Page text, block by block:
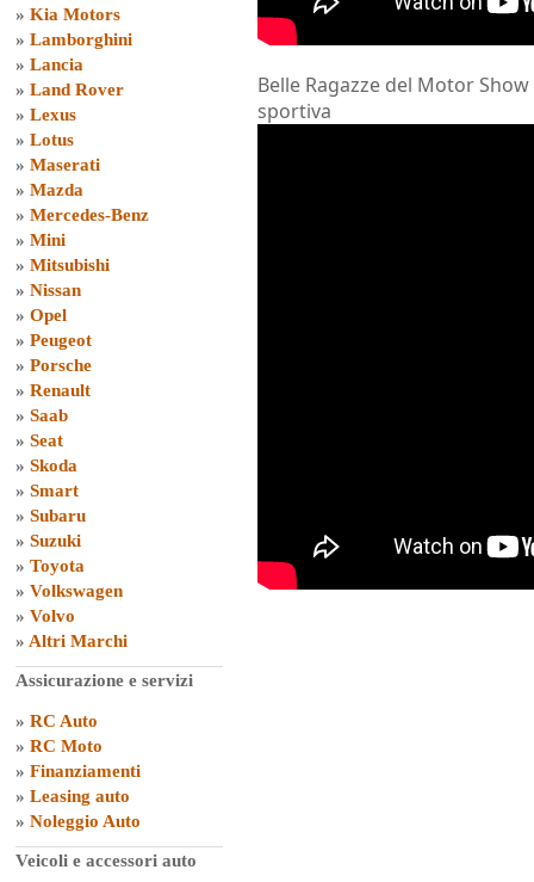
» Kia Motors
» Lamborghini
» Lancia
» Land Rover
» Lexus
» Lotus
» Maserati
» Mazda
» Mercedes-Benz
» Mini
» Mitsubishi
» Nissan
» Opel
» Peugeot
» Porsche
» Renault
» Saab
» Seat
» Skoda
» Smart
» Subaru
» Suzuki
» Toyota
» Volkswagen
» Volvo
» Altri Marchi
Assicurazione e servizi
» RC Auto
» RC Moto
» Finanziamenti
» Leasing auto
» Noleggio Auto
Veicoli e accessori auto
Belle Ragazze del Motor
sportiva